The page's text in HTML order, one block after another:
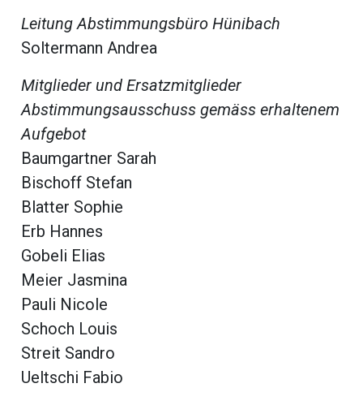
Leitung Abstimmungsbüro Hünibach
Soltermann Andrea
Mitglieder und Ersatzmitglieder
Abstimmungsausschuss gemäss erhaltenem
Aufgebot
Baumgartner Sarah
Bischoff Stefan
Blatter Sophie
Erb Hannes
Gobeli Elias
Meier Jasmina
Pauli Nicole
Schoch Louis
Streit Sandro
Ueltschi Fabio